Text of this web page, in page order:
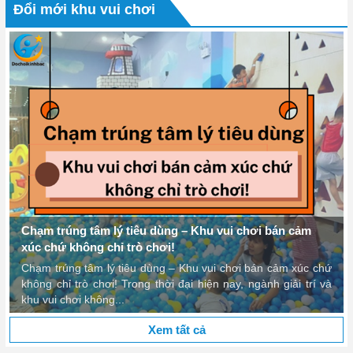
hoạt động suôn sẻ và an toàn cho mọi khách hàng và nhân viên. Quản lý
vận hành giúp theo dõi và kiểm soát các hoạt động trong khu vui chơi
như công nghệ, thiết bị, an ninh và an toàn để đảm bảo rằng mọi người
đều có trải nghiệm vui vẻ và an toàn.
Ngoài ra quản lý vận hành cũng đóng vai trò quan trọng trong
nghiên cứu và phát triển các hoạt động trong khu vui chơi giải trí. Nắm
bắt nhu cầu và sở thích của khách hàng, đánh giá mức độ hài lòng và
tiềm năng phát triển của khu vui chơi là những yếu tố quan trọng để
cung cấp bổ xung cho khách hàng những trải nghiệm tốt nhất. Quản lý
vận hành giúp xác định và triển khai các hoạt động mới và cải thiện dịch
vụ để thu hút và duy trì số lượng khách hàng.
Quản lý vận hành chính là góp phần vào việc tạo ra không gian
làm việc hiệu quả và chuyên nghiệp cho nhân viên. Điều này bao gồm
việc cung cấp đào tạo và hỗ trợ nhân viên trong việc truyền đạt thông tin
và kỹ năng cần thiết để hoạt động một cách hiệu quả trong khu vui chơi.
Quản lý vận hành cũng giúp định rõ nhiệm vụ và trách nhiệm của từng
nhân viên để tăng cường sự chuyên nghiệp và cống hiến cho công việc
của họ.
Như vậy việc quản lý vận hành không chỉ đảm bảo hoạt động an toàn và
hiệu quả của khu vui chơi giải trí mà còn đóng vai trò quan trọng trong
Đổi mới khu vui chơi
Chạm trúng tâm lý tiêu dùng – Khu vui chơi bán cảm
xúc chứ không chỉ trò chơi!
Chạm trúng tâm lý tiêu dùng – Khu vui chơi bán cảm xúc chứ
không chỉ trò chơi! Trong thời đại hiện nay, ngành giải trí và
khu vui chơi không...
Xem tất cả